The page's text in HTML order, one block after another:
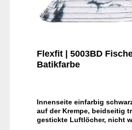
Flexfit | 5003BD
Batikfarbe
Innenseite einfarbig
auf der Krempe, beidseitig
gestickte Luftlöcher, nicht